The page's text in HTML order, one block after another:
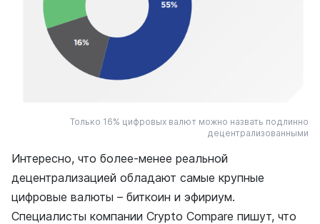
Только 16% цифровых валют можно назвать подлинно
децентрализованными
Интересно, что более-менее реальной
децентрализацией обладают самые крупные
цифровые валюты – биткоин и эфириум.
Специалисты компании Crypto Compare пишут, что